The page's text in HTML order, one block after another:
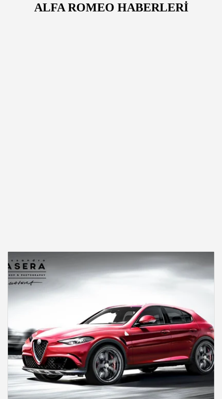
ALFA ROMEO HABERLERİ